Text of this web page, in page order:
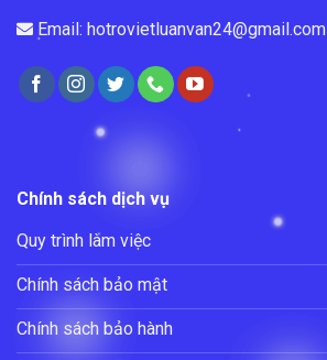
Email: hotrovietluanvan24@gmail.com
Chính sách dịch vụ
Quy trình làm việc
Chính sách bảo mật
Chính sách bảo hành